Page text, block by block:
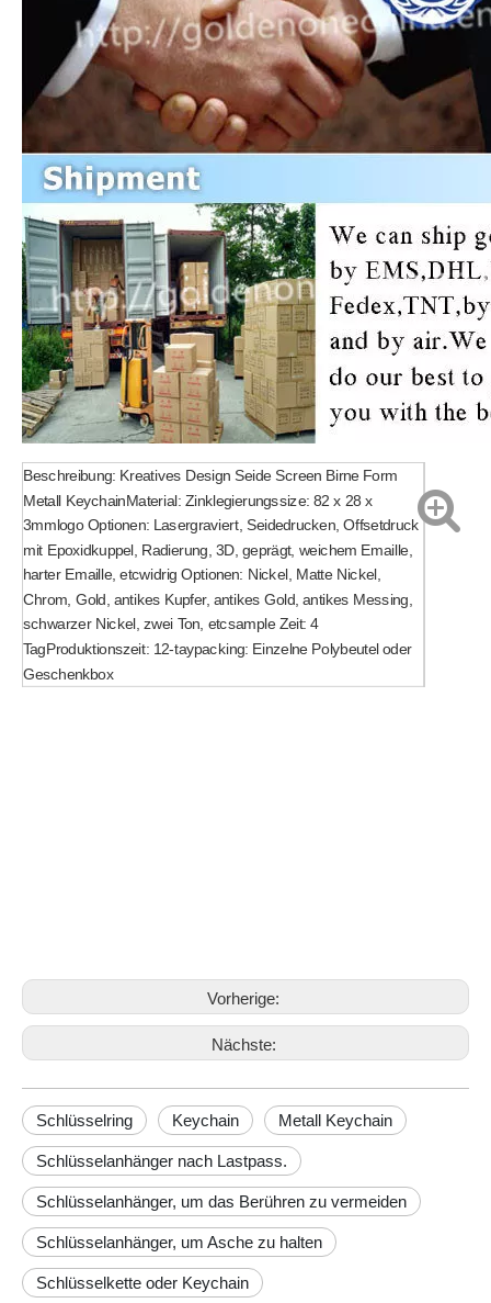
Beschreibung: Kreatives Design Seide Screen Birne Form
Metall KeychainMaterial: Zinklegierungssize: 82 x 28 x
3mmlogo Optionen: Lasergraviert, Seidedrucken, Offsetdruck
mit Epoxidkuppel, Radierung, 3D, geprägt, weichem Emaille,
harter Emaille, etcwidrig Optionen: Nickel, Matte Nickel,
Chrom, Gold, antikes Kupfer, antikes Gold, antikes Messing,
schwarzer Nickel, zwei Ton, etcsample Zeit: 4
TagProduktionszeit: 12-taypacking: Einzelne Polybeutel oder
Geschenkbox
Vorherige:
Nächste:
Schlüsselring Keychain Metall Keychain
Schlüsselanhänger nach Lastpass.
Schlüsselanhänger, um das Berühren zu vermeiden
Schlüsselanhänger, um Asche zu halten
Schlüsselkette oder Keychain